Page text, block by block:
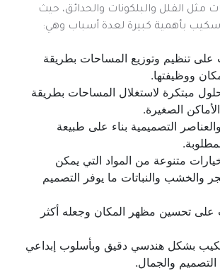
مثل الفلل والبلكونات والحدائق، حيث
سكيب بأهمية كبيرة لعدة أسباب وهي:
على تنظيم وتوزيع المساحات بطريقة
ووظيفتها.
مبتكرة لاستغلال المساحات بطريقة
الصغيرة.
والعناصر التصميمية بناء على طبيعة
متنوعة من المواد التي يمكن
والخشب والنباتات ما يوفر التصميم
على تحسين مظهر المكان وجعله أكثر
سكيب بشكل هندسي دقيق وبأسلوب إبداعي
والجمال.